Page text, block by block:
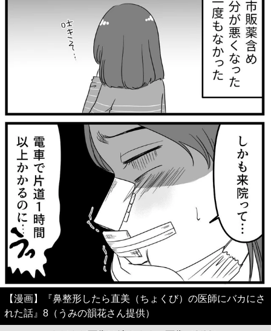
【漫画】『鼻整形したら直美（ちょくび）の医師にバカにさ
れた話』8（うみの韻花さん提供）